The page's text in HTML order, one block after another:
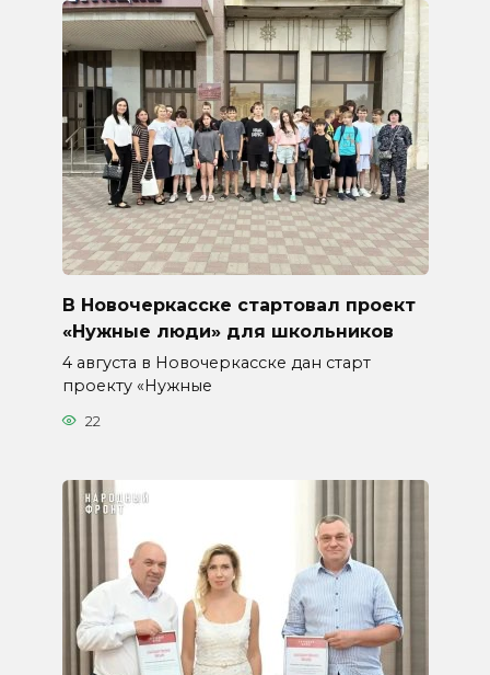
В Новочеркасске стартовал проект
«Нужные люди» для школьников
4 августа в Новочеркасске дан старт
проекту «Нужные
22